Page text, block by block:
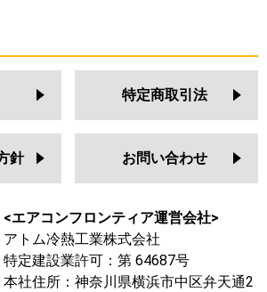
特定商取引法
針 お問い合わせ
<エアコンフロンティア運営会社>
アトム冷熱工業株式会社
特定建設業許可：第 64687号
本社住所：神奈川県横浜市中区弁天通2